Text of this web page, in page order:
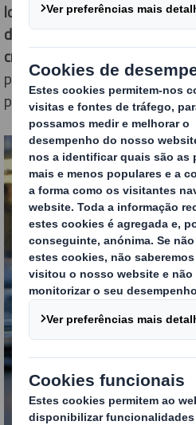
loja física, três vezes online e
duas vezes, encontrando-se
crescimento
. De facto, cerca
pessoas planeiam continuar a
para as suas compras após a